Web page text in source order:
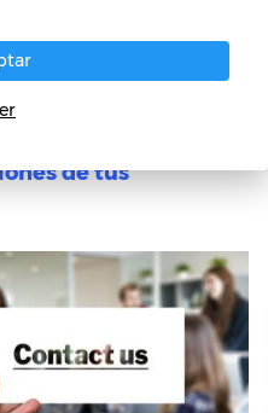
información
a ser una molestia y
buscando.
de tus